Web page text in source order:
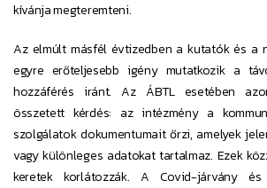
kívánja megteremteni.
Az elmúlt másfél évtizedben a kutatók és a
egyre erőteljesebb igény mutatkozik a
hozzáférés iránt. Az ÁBTL esetében
összetett kérdés: az intézmény a
szolgálatok dokumentumait őrzi, amelyek
vagy különleges adatokat tartalmaz. Ezek
keretek korlátozzák. A Covid-járvány